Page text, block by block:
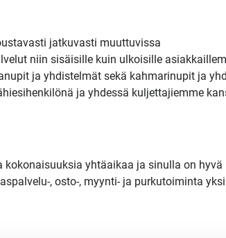
jatkuvasti muuttuvissa
niin sisäisille kuin ulkoisille
ja yhdistelmät sekä kahmarinupit ja
ja yhdessä kuljettajiemme
kokonaisuuksia yhtäaikaa ja sinulla on hyvä
, osto-, myynti- ja purkutoiminta